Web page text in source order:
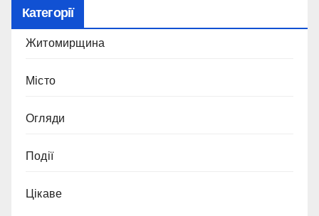
Категорії
Житомирщина
Місто
Огляди
Події
Цікаве